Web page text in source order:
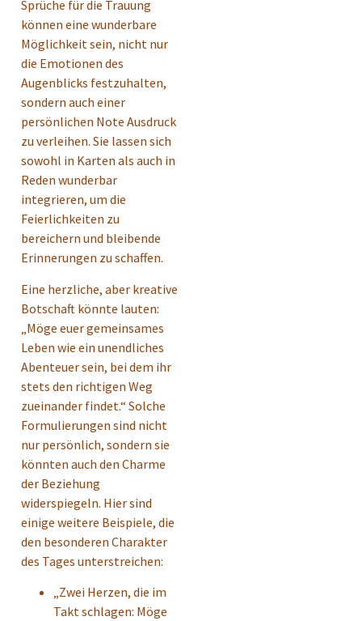
Sprüche für die Trauung
können eine wunderbare
Möglichkeit sein, nicht nur
die Emotionen des
Augenblicks festzuhalten,
sondern auch einer
persönlichen Note Ausdruck
zu verleihen. Sie lassen sich
sowohl in Karten als auch in
Reden wunderbar
integrieren, um die
Feierlichkeiten zu
bereichern und bleibende
Erinnerungen zu schaffen.
Eine herzliche, aber kreative
Botschaft könnte lauten:
„Möge euer gemeinsames
Leben wie ein unendliches
Abenteuer sein, bei dem ihr
stets den richtigen Weg
zueinander findet.“ Solche
Formulierungen sind nicht
nur persönlich, sondern sie
könnten auch den Charme
der Beziehung
widerspiegeln. Hier sind
einige weitere Beispiele, die
den besonderen Charakter
des Tages unterstreichen:
„Zwei Herzen, die im
Takt schlagen: Möge